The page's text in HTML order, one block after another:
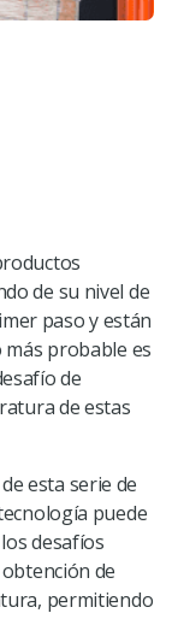
de su nivel de
paso y están
probable es
de
de estas
esta serie de
puede
desafíos
de
permitiendo